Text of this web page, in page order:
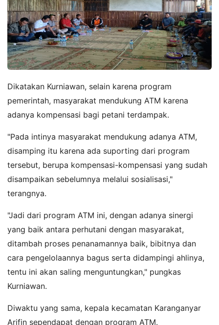
Dikatakan Kurniawan, selain karena program
pemerintah, masyarakat mendukung ATM karena
adanya kompensasi bagi petani terdampak.
"Pada intinya masyarakat mendukung adanya ATM,
disamping itu karena ada suporting dari program
tersebut, berupa kompensasi-kompensasi yang sudah
disampaikan sebelumnya melalui sosialisasi,"
terangnya.
"Jadi dari program ATM ini, dengan adanya sinergi
yang baik antara perhutani dengan masyarakat,
ditambah proses penanamannya baik, bibitnya dan
cara pengelolaannya bagus serta didampingi ahlinya,
tentu ini akan saling menguntungkan," pungkas
Kurniawan.
Diwaktu yang sama, kepala kecamatan Karanganyar
Arifin sependapat dengan program ATM.